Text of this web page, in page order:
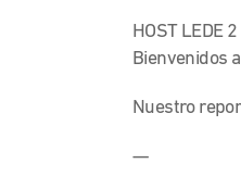
HOST LEDE 2
Bienvenidos
Nuestro
—